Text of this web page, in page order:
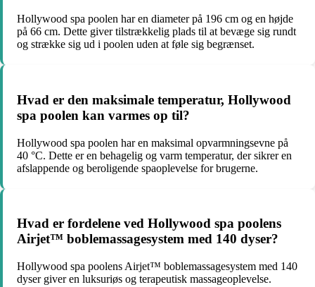
Hollywood spa poolen har en diameter på 196 cm og en højde
på 66 cm. Dette giver tilstrækkelig plads til at bevæge sig rundt
og strække sig ud i poolen uden at føle sig begrænset.
Hvad er den maksimale temperatur, Hollywood
spa poolen kan varmes op til?
Hollywood spa poolen har en maksimal opvarmningsevne på
40 °C. Dette er en behagelig og varm temperatur, der sikrer en
afslappende og beroligende spaoplevelse for brugerne.
Hvad er fordelene ved Hollywood spa poolens
Airjet™ boblemassagesystem med 140 dyser?
Hollywood spa poolens Airjet™ boblemassagesystem med 140
dyser giver en luksuriøs og terapeutisk massageoplevelse.